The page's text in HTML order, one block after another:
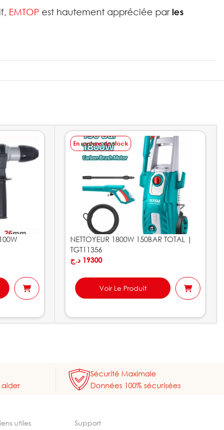
EMTOP est hautement appréciée par les
En rupture de stock
NETTOYEUR 1800W 150BAR TOTAL |
TGT11356
19300 د.ج
Voir Le Produit
aider
Sécurité Maximale
Données 100% sécurisées
utiles Support